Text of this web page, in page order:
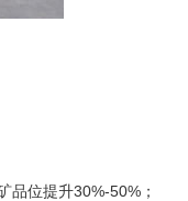
品位提升30%-50%；